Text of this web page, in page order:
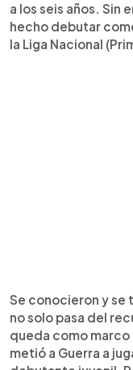
a los seis años. Sin
hecho debutar
la Liga Nacional
Se conocieron y se
no solo pasa del
queda como
metió a Guerra a